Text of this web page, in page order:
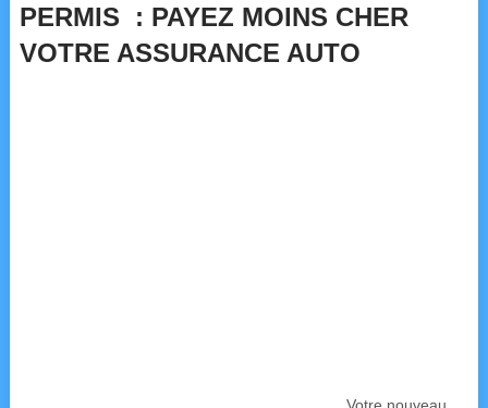
PERMIS : PAYEZ MOINS CHER
VOTRE ASSURANCE AUTO